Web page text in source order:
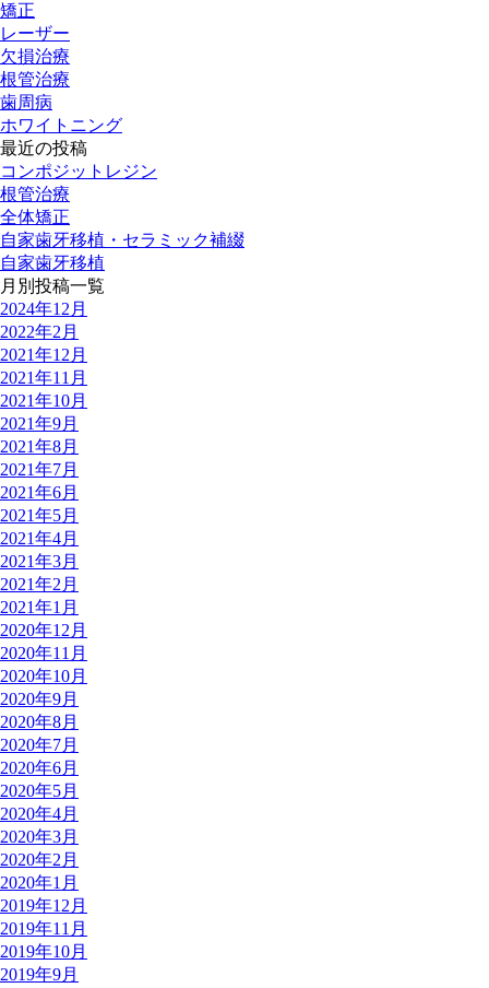
矯正
レーザー
欠損治療
根管治療
歯周病
ホワイトニング
最近の投稿
コンポジットレジン
根管治療
全体矯正
自家歯牙移植・セラミック補綴
自家歯牙移植
月別投稿一覧
2024年12月
2022年2月
2021年12月
2021年11月
2021年10月
2021年9月
2021年8月
2021年7月
2021年6月
2021年5月
2021年4月
2021年3月
2021年2月
2021年1月
2020年12月
2020年11月
2020年10月
2020年9月
2020年8月
2020年7月
2020年6月
2020年5月
2020年4月
2020年3月
2020年2月
2020年1月
2019年12月
2019年11月
2019年10月
2019年9月